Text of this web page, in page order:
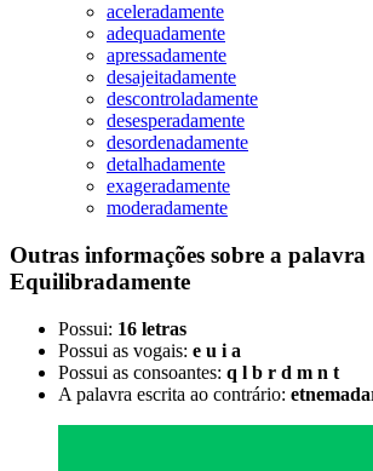
aceleradamente
adequadamente
apressadamente
desajeitadamente
descontroladamente
desesperadamente
desordenadamente
detalhadamente
exageradamente
moderadamente
Outras informações sobre a palavra
Equilibradamente
Possui: 16 letras
Possui as vogais: e u i a
Possui as consoantes: q l b r d m n t
A palavra escrita ao contrário: